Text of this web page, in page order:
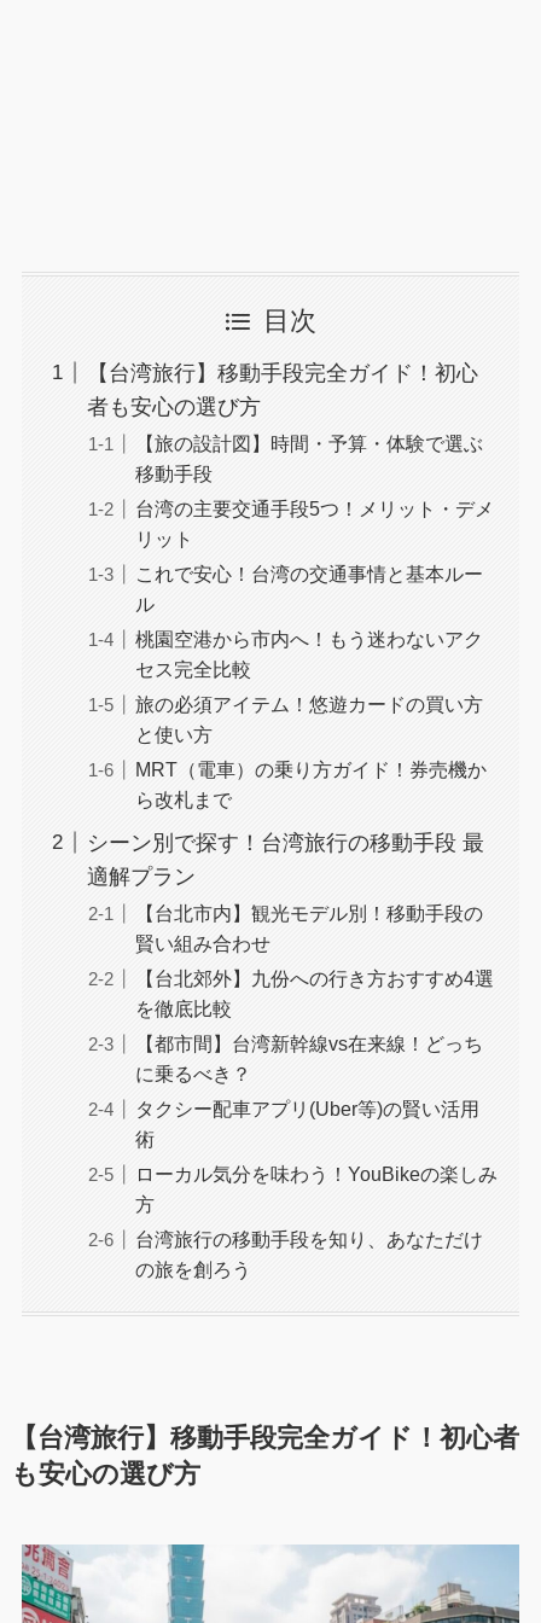
目次
【台湾旅行】移動手段完全ガイド！初心
者も安心の選び方
【旅の設計図】時間・予算・体験で選ぶ
移動手段
台湾の主要交通手段5つ！メリット・デメ
リット
これで安心！台湾の交通事情と基本ルー
ル
桃園空港から市内へ！もう迷わないアク
セス完全比較
旅の必須アイテム！悠遊カードの買い方
と使い方
MRT（電車）の乗り方ガイド！券売機か
ら改札まで
シーン別で探す！台湾旅行の移動手段 最
適解プラン
【台北市内】観光モデル別！移動手段の
賢い組み合わせ
【台北郊外】九份への行き方おすすめ4選
を徹底比較
【都市間】台湾新幹線vs在来線！どっち
に乗るべき？
タクシー配車アプリ(Uber等)の賢い活用
術
ローカル気分を味わう！YouBikeの楽しみ
方
台湾旅行の移動手段を知り、あなただけ
の旅を創ろう
【台湾旅行】移動手段完全ガイド！初心者
も安心の選び方